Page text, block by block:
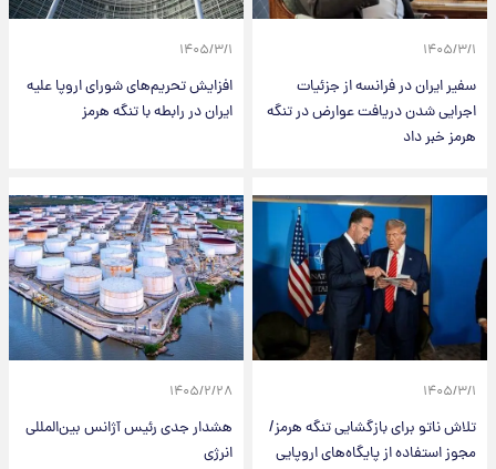
۱۴۰۵/۳/۱
سفیر ایران در فرانسه از جزئیات
اجرایی شدن دریافت عوارض در تنگه
هرمز خبر داد
۱۴۰۵/۳/۱
افزایش تحریم‌های شورای اروپا علیه
ایران در رابطه با تنگه هرمز
۱۴۰۵/۳/۱
تلاش ناتو برای بازگشایی تنگه هرمز/
مجوز استفاده از پایگاه‌های اروپایی
۱۴۰۵/۲/۲۸
هشدار جدی رئیس آژانس بین‌المللی
انرژی